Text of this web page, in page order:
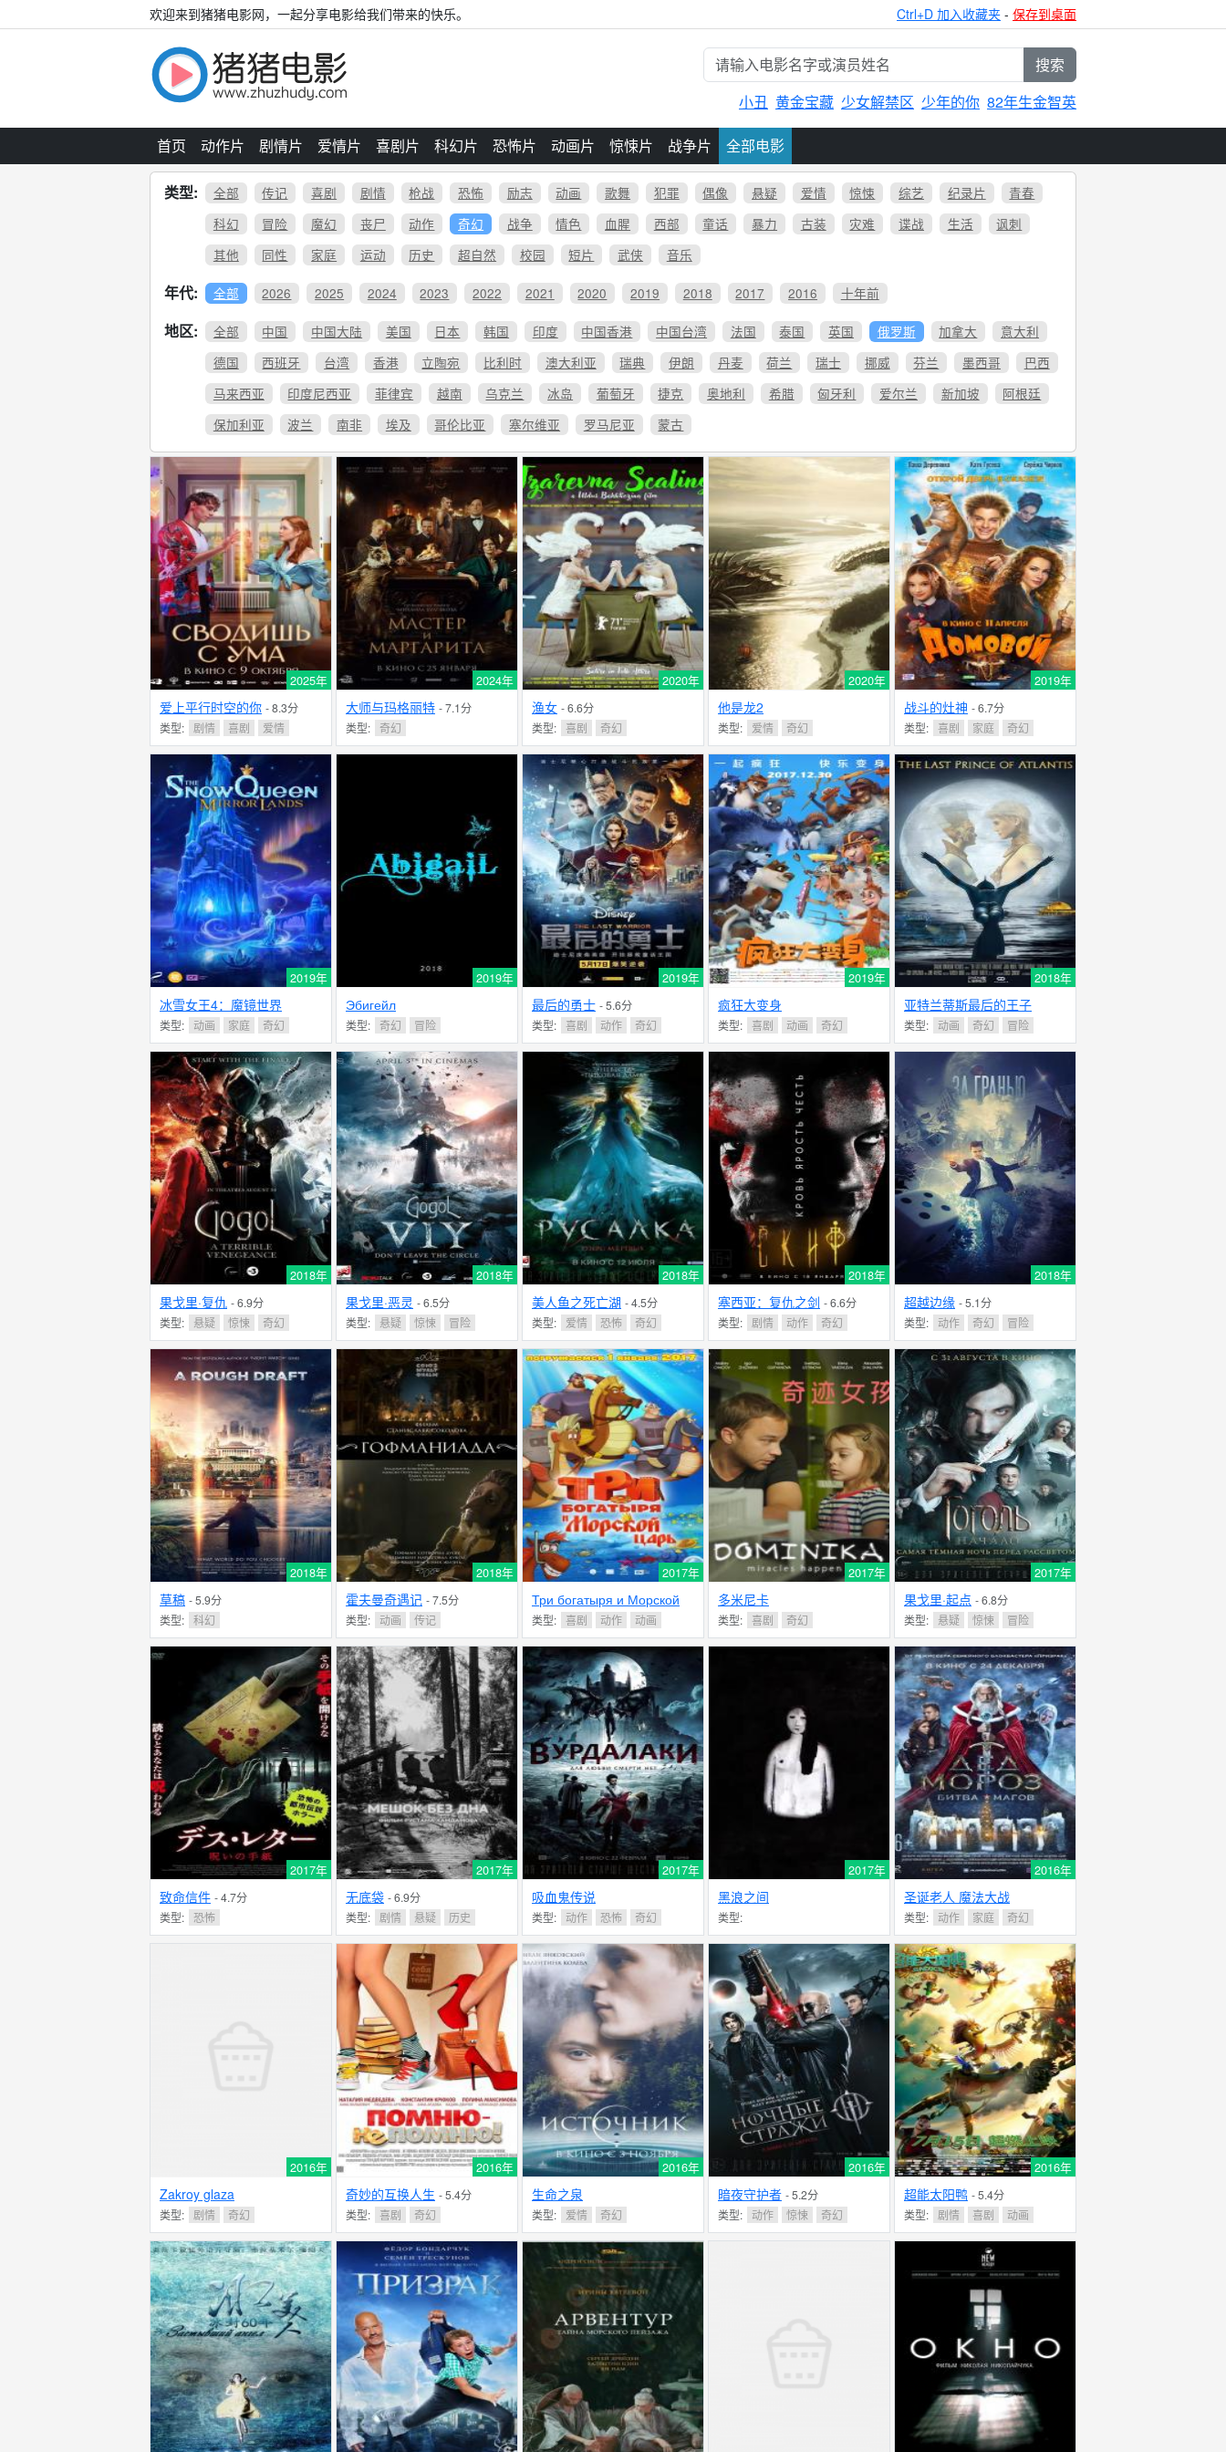
欢迎来到猪猪电影网，一起分享电影给我们带来的快乐。 Ctrl+D 加入收藏夹 - 保存到桌面
搜索
小丑 黄金宝藏 少女解禁区 少年的你 82年生金智英
首页 动作片 剧情片 爱情片 喜剧片 科幻片 恐怖片 动画片 惊悚片 战争片 全部电影
类型: 全部 传记 喜剧 剧情 枪战 恐怖 励志 动画 歌舞 犯罪 偶像 悬疑 爱情 惊悚 综艺 纪录片
青春
科幻
冒险 魔幻 丧尸 动作 奇幻 战争 情色 血腥 西部 童话 暴力 古装 灾难 谍战 生活
讽刺
其他
同性 家庭 运动 历史 超自然 校园 短片 武侠 音乐
年代: 全部 2026 2025 2024 2023 2022 2021 2020 2019 2018 2017 2016 十年前
地区: 全部 中国 中国大陆 美国 日本 韩国 印度 中国香港 中国台湾 法国 泰国 英国 俄罗斯 加拿大
意大利
德国
西班牙 台湾 香港 立陶宛 比利时 澳大利亚 瑞典 伊朗 丹麦 荷兰 瑞士 挪威 芬兰 墨西哥
巴西
马来西亚
印度尼西亚 菲律宾 越南 乌克兰 冰岛 葡萄牙 捷克 奥地利 希腊 匈牙利 爱尔兰 新加坡
阿根廷
保加利亚
波兰 南非 埃及 哥伦比亚 塞尔维亚 罗马尼亚 蒙古
2025年
爱上平行时空的你 - 8.3分
类型: 剧情 喜剧 爱情
2024年
大师与玛格丽特 - 7.1分
类型: 奇幻
2020年
渔女 - 6.6分
类型: 喜剧 奇幻
2020年
他是龙2
类型: 爱情 奇幻
2019年
战斗的灶神 - 6.7分
类型: 喜剧 家庭 奇幻
2019年
冰雪女王4：魔镜世界
类型: 动画 家庭 奇幻
2019年
Эбигейл
类型: 奇幻 冒险
2019年
最后的勇士 - 5.6分
类型: 喜剧 动作 奇幻
2019年
疯狂大变身
类型: 喜剧 动画 奇幻
2018年
亚特兰蒂斯最后的王子
类型: 动画 奇幻 冒险
2018年
果戈里·复仇 - 6.9分
类型:
悬疑 惊悚 奇幻
2018年
果戈里·恶灵 - 6.5分
类型:
悬疑 惊悚 冒险
2018年
美人鱼之死亡湖 - 4.5分
类型:
爱情 恐怖 奇幻
2018年
塞西亚：复仇之剑 - 6.6分
类型: 剧情 动作 奇幻
2018年
超越边缘 - 5.1分
类型:
动作 奇幻 冒险
2018年
草稿 - 5.9分
类型: 科幻
2018年
霍夫曼奇遇记 - 7.5分
类型:
动画 传记
2017年
Три богатыря и Морской
царь
类型: 喜剧 动作 动画
2017年
多米尼卡
类型: 喜剧 奇幻
2017年
果戈里·起点 - 6.8分
类型:
悬疑 惊悚 冒险
2017年
致命信件 - 4.7分
类型:
恐怖
2017年
无底袋 - 6.9分
类型: 剧情 悬疑 历史
2017年
吸血鬼传说
类型: 动作 恐怖 奇幻
2017年
黑浪之间
类型:
2016年
圣诞老人 魔法大战
类型: 动作 家庭 奇幻
2016年
Zakroy glaza
类型: 剧情 奇幻
2016年
奇妙的互换人生 - 5.4分
类型: 喜剧 奇幻
2016年
生命之泉
类型: 爱情 奇幻
2016年
暗夜守护者 - 5.2分
类型:
动作 惊悚 奇幻
2016年
超能太阳鸭 - 5.4分
类型: 剧情 喜剧 动画